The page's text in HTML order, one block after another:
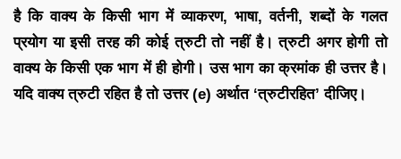
है कि वाक्य के किसी भाग में व्याकरण, भाषा, वर्तनी, शब्दों के गलत
प्रयोग या इसी तरह की कोई त्रुटी तो नहीं है। त्रुटी अगर होगी तो
वाक्य के किसी एक भाग में ही होगी। उस भाग का क्रमांक ही उत्तर है।
यदि वाक्य त्रुटी रहित है तो उत्तर (e) अर्थात ‘त्रुटीरहित’ दीजिए।